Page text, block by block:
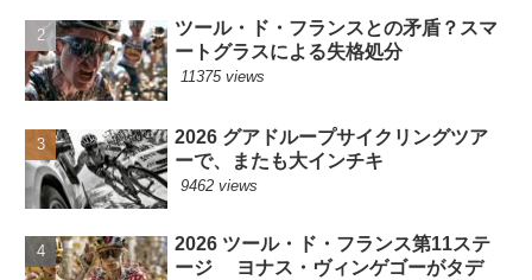
ツール・ド・フランスとの矛盾？スマ
ートグラスによる失格処分
11375 views
2026 グアドループサイクリングツア
ーで、またも大インチキ
9462 views
2026 ツール・ド・フランス第11ステ
ージ ヨナス・ヴィンゲゴーがタデ